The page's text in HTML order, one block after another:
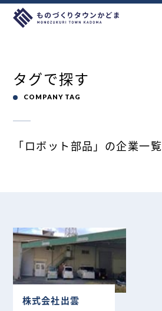
タグで探す
COMPANY TAG
「ロボット部品」の企業一覧
株式会社出雲